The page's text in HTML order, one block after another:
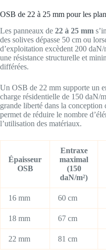
OSB de 22 à 25 mm pour les
Les panneaux de 22 à 25 mm
des solives dépasse 50 cm ou
d’exploitation excèdent 200 daN/
une résistance structurelle et
différées.
Un OSB de 22 mm supporte un
charge résidentielle de 150 daN/
grande liberté dans la
permet de réduire le nombre
l’utilisation des matériaux.
Épaisseur
OSB
Entraxe
maximal
(150
daN/m²)
16 mm 60 cm
18 mm 67 cm
22 mm 81 cm